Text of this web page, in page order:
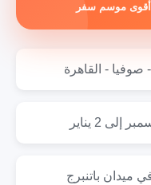
- القاهرة
ميدان باتنبرج